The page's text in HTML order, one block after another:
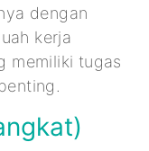
dengan
kerja
memiliki tugas